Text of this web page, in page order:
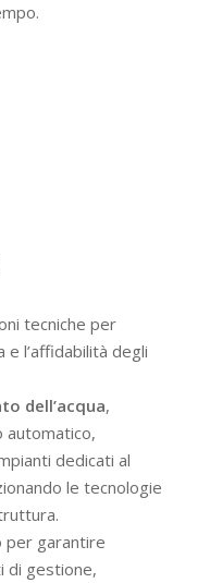
tecniche per
e l’affidabilità degli
dell’acqua,
automatico,
dedicati al
le tecnologie
garantire
di gestione,